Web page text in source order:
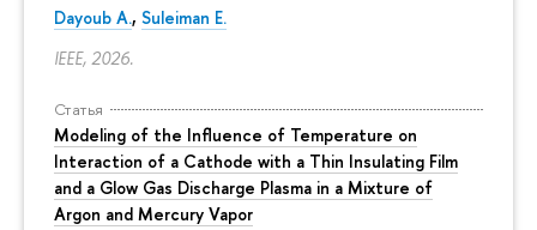
Dayoub A., Suleiman E.
IEEE, 2026.
Статья
Modeling of the Influence of Temperature on
Interaction of a Cathode with a Thin Insulating Film
and a Glow Gas Discharge Plasma in a Mixture of
Argon and Mercury Vapor